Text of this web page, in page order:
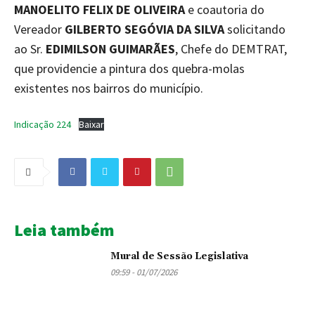
MANOELITO FELIX DE OLIVEIRA e coautoria do
Vereador GILBERTO SEGÓVIA DA SILVAsolicitando
ao Sr. EDIMILSON GUIMARÃES, Chefe do DEMTRAT,
que providencie a pintura dos quebra-molas
existentes nos bairros do município.
Indicação 224 Baixar
Leia também
Mural de Sessão Legislativa
09:59 - 01/07/2026